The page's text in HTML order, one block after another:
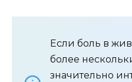
Если боль в
более
значительно